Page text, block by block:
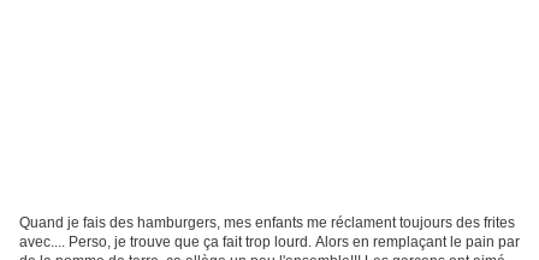
Quand je fais des hamburgers, mes enfants me réclament toujours des frites
avec.... Perso, je trouve que ça fait trop lourd. Alors en remplaçant le pain par